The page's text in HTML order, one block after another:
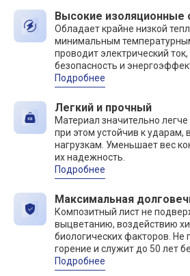
Высокие изоляционные
Обладает крайне низкой
минимальным
проводит электрический
безопасность и
Подробнее
Легкий и прочный
Материал значительно
при этом устойчив к
нагрузкам. Уменьшает вес
их надежность.
Подробнее
Максимальная
Композитный лист не
выцветанию, воздействию
биологических факторов.
горение и служит до 50 лет
Подробнее